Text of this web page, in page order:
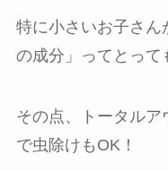
特に小さいお子さ
の成分」ってとって
その点、トータルア
で虫除けもOK！